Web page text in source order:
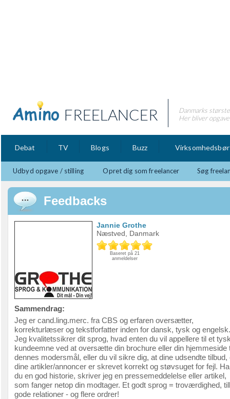
FREELANCER
Danmarks
Her bliver
Debat TV Blogs Buzz
Udbyd opgave / stilling Opret dig som freelancer Søg
Feedbacks
Jannie Grothe
Næstved, Danmark
Baseret på 21
anmeldelser
Sammendrag:
Jeg er cand.ling.merc. fra CBS og erfaren oversætter,
korrekturlæser og tekstforfatter inden for dansk, tysk og engelsk.
Jeg kvalitetssikrer dit sprog, hvad enten du vil appellere til et
kundeemne ved at oversætte din brochure eller din hjemmeside
dennes modersmål, eller du vil sikre dig, at dine udsendte tilbud,
dine artikler/annoncer er skrevet korrekt og støvsuget for fejl.
du en god historie, skriver jeg en pressemeddelelse eller artikel,
som fanger netop din modtager. Et godt sprog = troværdighed,
gode relationer - og flere ordrer!